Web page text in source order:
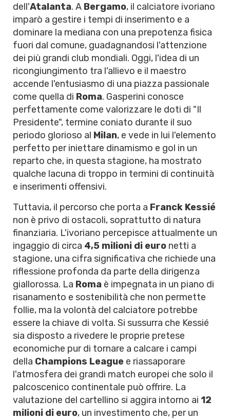
dell'Atalanta. A Bergamo, il calciatore ivoriano
imparò a gestire i tempi di inserimento e a
dominare la mediana con una prepotenza fisica
fuori dal comune, guadagnandosi l'attenzione
dei più grandi club mondiali. Oggi, l'idea di un
ricongiungimento tra l'allievo e il maestro
accende l'entusiasmo di una piazza passionale
come quella di Roma. Gasperini conosce
perfettamente come valorizzare le doti di "Il
Presidente", termine coniato durante il suo
periodo glorioso al Milan, e vede in lui l'elemento
perfetto per iniettare dinamismo e gol in un
reparto che, in questa stagione, ha mostrato
qualche lacuna di troppo in termini di continuità
e inserimenti offensivi.
Tuttavia, il percorso che porta a Franck Kessié
non è privo di ostacoli, soprattutto di natura
finanziaria. L'ivoriano percepisce attualmente un
ingaggio di circa 4,5 milioni di euro netti a
stagione, una cifra significativa che richiede una
riflessione profonda da parte della dirigenza
giallorossa. La Roma è impegnata in un piano di
risanamento e sostenibilità che non permette
follie, ma la volontà del calciatore potrebbe
essere la chiave di volta. Si sussurra che Kessié
sia disposto a rivedere le proprie pretese
economiche pur di tornare a calcare i campi
della Champions League e riassaporare
l'atmosfera dei grandi match europei che solo il
palcoscenico continentale può offrire. La
valutazione del cartellino si aggira intorno ai 12
milioni di euro, un investimento che, per un